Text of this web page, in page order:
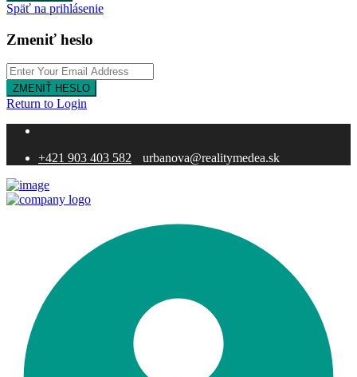
Späť na prihlásenie
Zmeniť heslo
ZMENIŤ HESLO
Return to Login
+421 903 403 582 urbanova@realitymedea.sk